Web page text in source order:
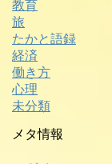
教育
旅
たかと語録
経済
働き方
心理
未分類
メタ情報